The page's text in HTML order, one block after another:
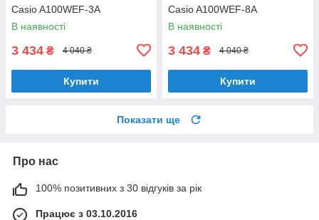
Casio A100WEF-3A
В наявності
3 434 ₴ 4 040 ₴
Купити
Casio A100WEF-8A
В наявності
3 434 ₴ 4 040 ₴
Купити
Показати ще
Про нас
100% позитивних з 30 відгуків за рік
Працює з 03.10.2016